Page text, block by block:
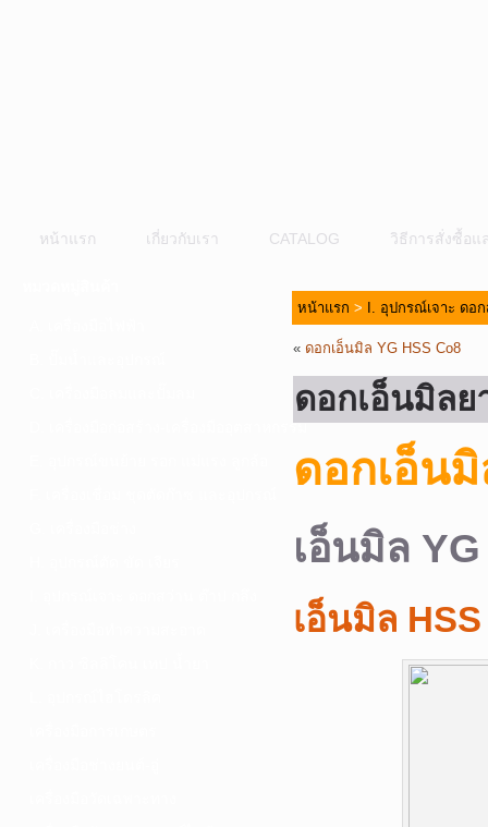
หน้าแรก เกี่ยวกับเรา CATALOG วิธีการสั่งซื้อแ
D. เครื่องมือก่อสร้าง-เครื่องมืออุตสาหกรรม
หน้าแรก > I. อุปกรณ์เจาะ ดอ
« ดอกเอ็นมิล YG HSS Co8
ดอกเอ็นมิลย
ดอกเอ็นมิ
เอ็นมิล
เอ็นมิล